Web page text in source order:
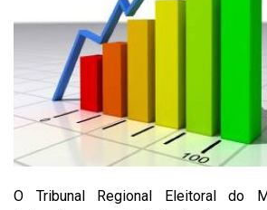
O Tribunal Regional Eleitoral do